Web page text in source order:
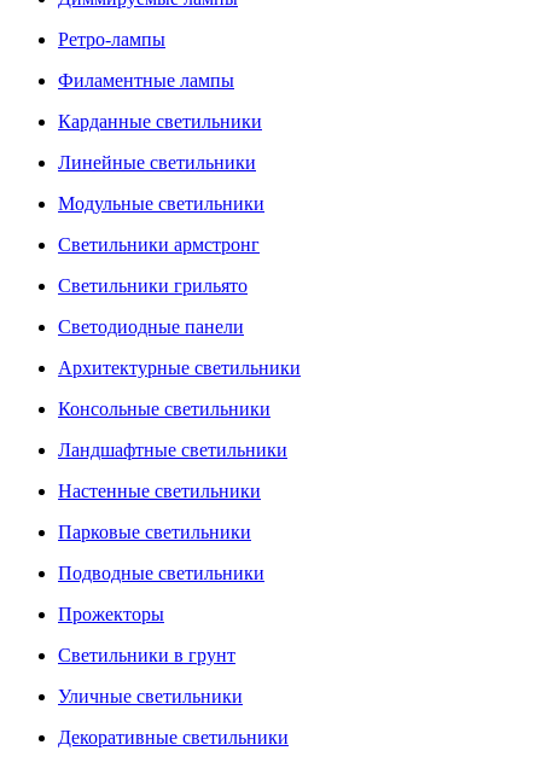
Ретро-лампы
Филаментные лампы
Карданные светильники
Линейные светильники
Модульные светильники
Светильники армстронг
Светильники грильято
Светодиодные панели
Архитектурные светильники
Консольные светильники
Ландшафтные светильники
Настенные светильники
Парковые светильники
Подводные светильники
Прожекторы
Светильники в грунт
Уличные светильники
Декоративные светильники